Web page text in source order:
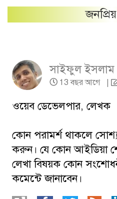
সাইফুল ইসলাম
13 বছর আগে |
ওয়েব ডেভেলপার, লেখক
কোন পরামর্শ থাকলে
করুন। যে কোন আইডিয়া
লেখা বিষয়ক কোন
কমেন্টে জানাবেন।